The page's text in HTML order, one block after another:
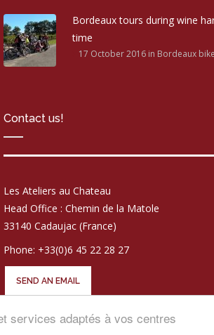
services adaptés à vos centres
Bordeaux tours during wine
time
17 October 2016in Bordeaux
Contact us!
Les Ateliers au Chateau
Head Office : Chemin de la Matole
33140 Cadaujac (France)
Phone: +33(0)6 45 22 28 27
SEND AN EMAIL